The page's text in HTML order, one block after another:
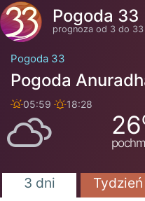
Pogoda 33
prognoza od 3 do 33
Pogoda 33
Pogoda
05:59 18:28
26
3 dni Tydzień